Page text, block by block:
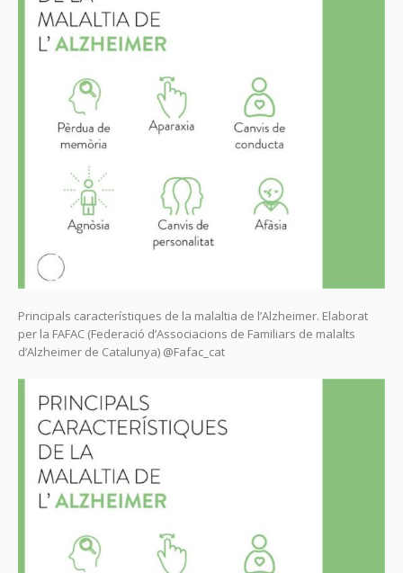
Principals característiques de la malaltia de l’Alzheimer. Elaborat
per la FAFAC (Federació d’Associacions de Familiars de malalts
d’Alzheimer de Catalunya) @Fafac_cat